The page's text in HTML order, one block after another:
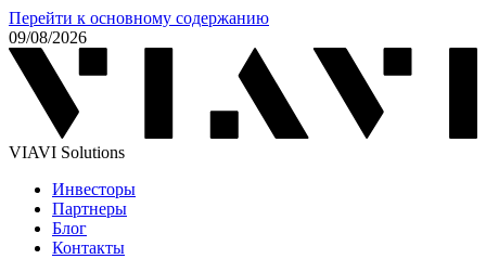
Перейти к основному содержанию
09/08/2026
VIAVI Solutions
Инвесторы
Партнеры
Блог
Контакты